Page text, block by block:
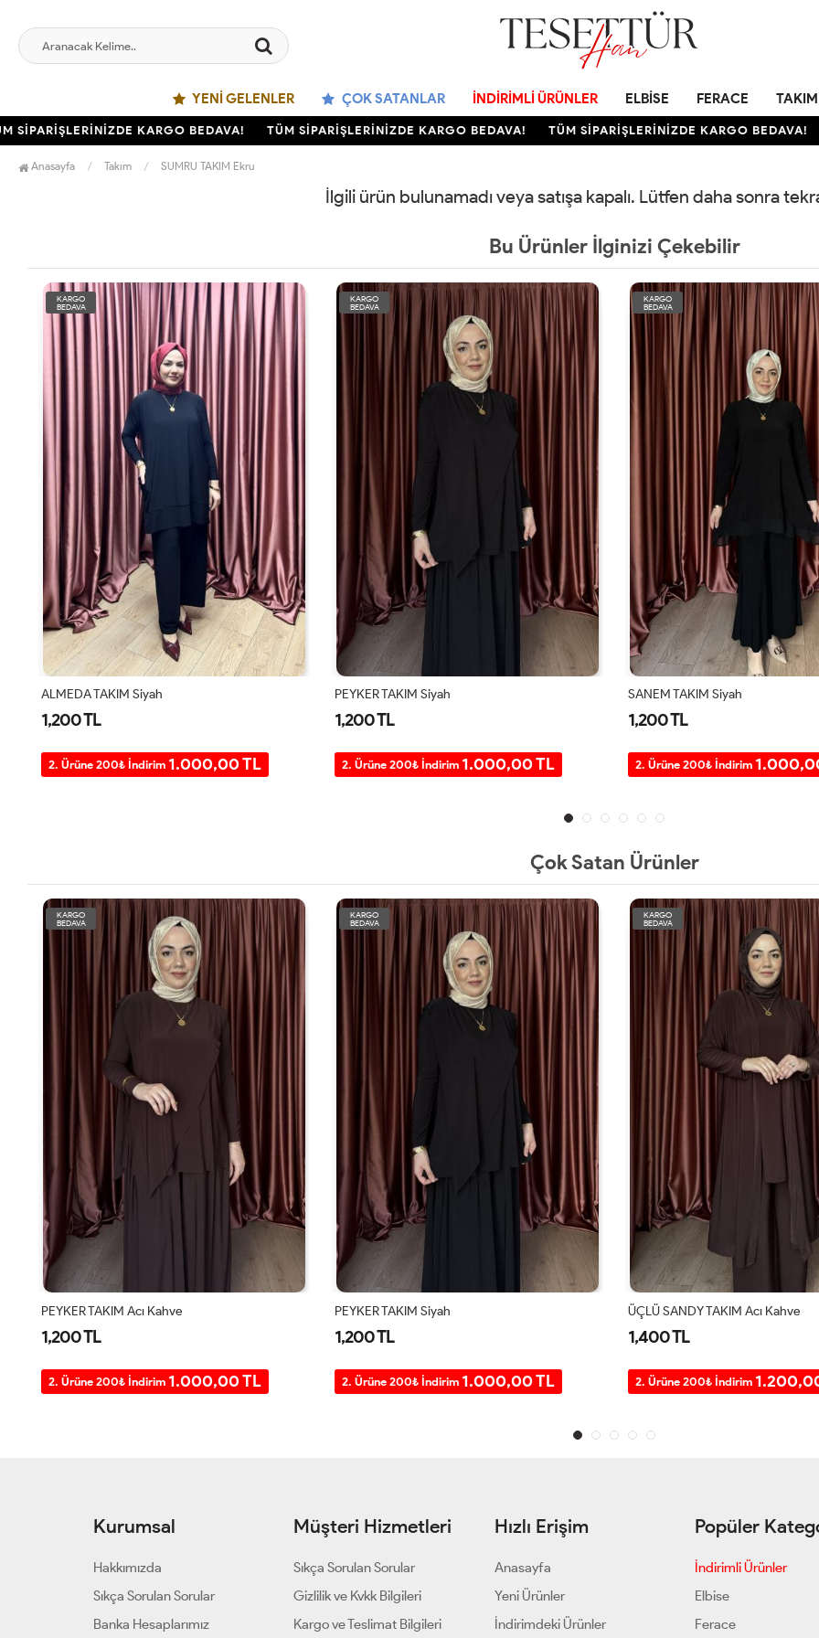
YENI GELENLER ÇOK SATANLAR İNDIRIMLI ÜRÜNLER ELBISE FERACE TAKIM
KARGO BEDAVA! TÜM SİPARİŞLERİNİZDE KARGO BEDAVA! TÜM SİPARİŞLERİNİZDE KARGO BEDAVA!
Anasayfa Takım SUMRU TAKIM Ekru
İlgili ürün bulunamadı veya satışa kapalı. Lütfen daha sonra
Bu Ürünler İlginizi Çekebilir
KARGO
BEDAVA
PEYKER TAKIM Siyah
1,200 TL
2. Ürüne 200₺ İndirim 1.000,00 TL
KARGO
BEDAVA
SANEM TAKIM Siyah
1,200 TL
2. Ürüne 200₺ İndirim 1.000,00 TL
KARGO
BEDAVA
SANEM TAKIM Lacivert
1,200 TL
2. Ürüne 200₺ İndirim
Çok Satan Ürünler
KARGO
BEDAVA
PEYKER TAKIM Siyah
1,200 TL
2. Ürüne 200₺ İndirim 1.000,00 TL
KARGO
BEDAVA
ÜÇLÜ SANDY TAKIM Acı Kahve
1,400 TL
2. Ürüne 200₺ İndirim 1.200,00 TL
KARGO
BEDAVA
PEYKER TAKIM Lacivert
1,200 TL
2. Ürüne 200₺ İndirim
Kurumsal
Hakkımızda
Sıkça Sorulan Sorular
Banka Hesaplarımız
Müşteri Hizmetleri
Sıkça Sorulan Sorular
Gizlilik ve Kvkk Bilgileri
Kargo ve Teslimat Bilgileri
Hızlı Erişim
Anasayfa
Yeni Ürünler
İndirimdeki Ürünler
Popüler
İndirimli Ürünler
Elbise
Ferace